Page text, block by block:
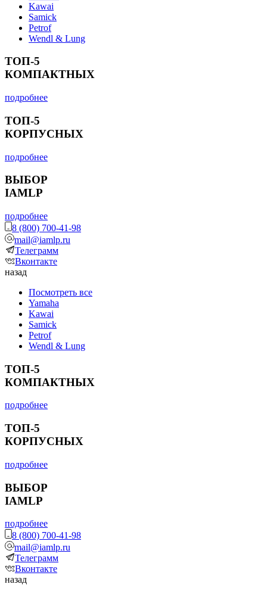
Kawai
Samick
Petrof
Wendl & Lung
ТОП-5
КОМПАКТНЫХ
подробнее
ТОП-5
КОРПУСНЫХ
подробнее
ВЫБОР
IAMLP
подробнее
8 (800) 700-41-98
mail@iamlp.ru
Телеграмм
Вконтакте
назад
Посмотреть все
Yamaha
Kawai
Samick
Petrof
Wendl & Lung
ТОП-5
КОМПАКТНЫХ
подробнее
ТОП-5
КОРПУСНЫХ
подробнее
ВЫБОР
IAMLP
подробнее
8 (800) 700-41-98
mail@iamlp.ru
Телеграмм
Вконтакте
назад